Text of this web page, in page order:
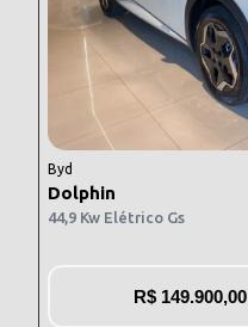
Byd
Dolphin
44,9 Kw Elétrico Gs
R$ 149.900,00